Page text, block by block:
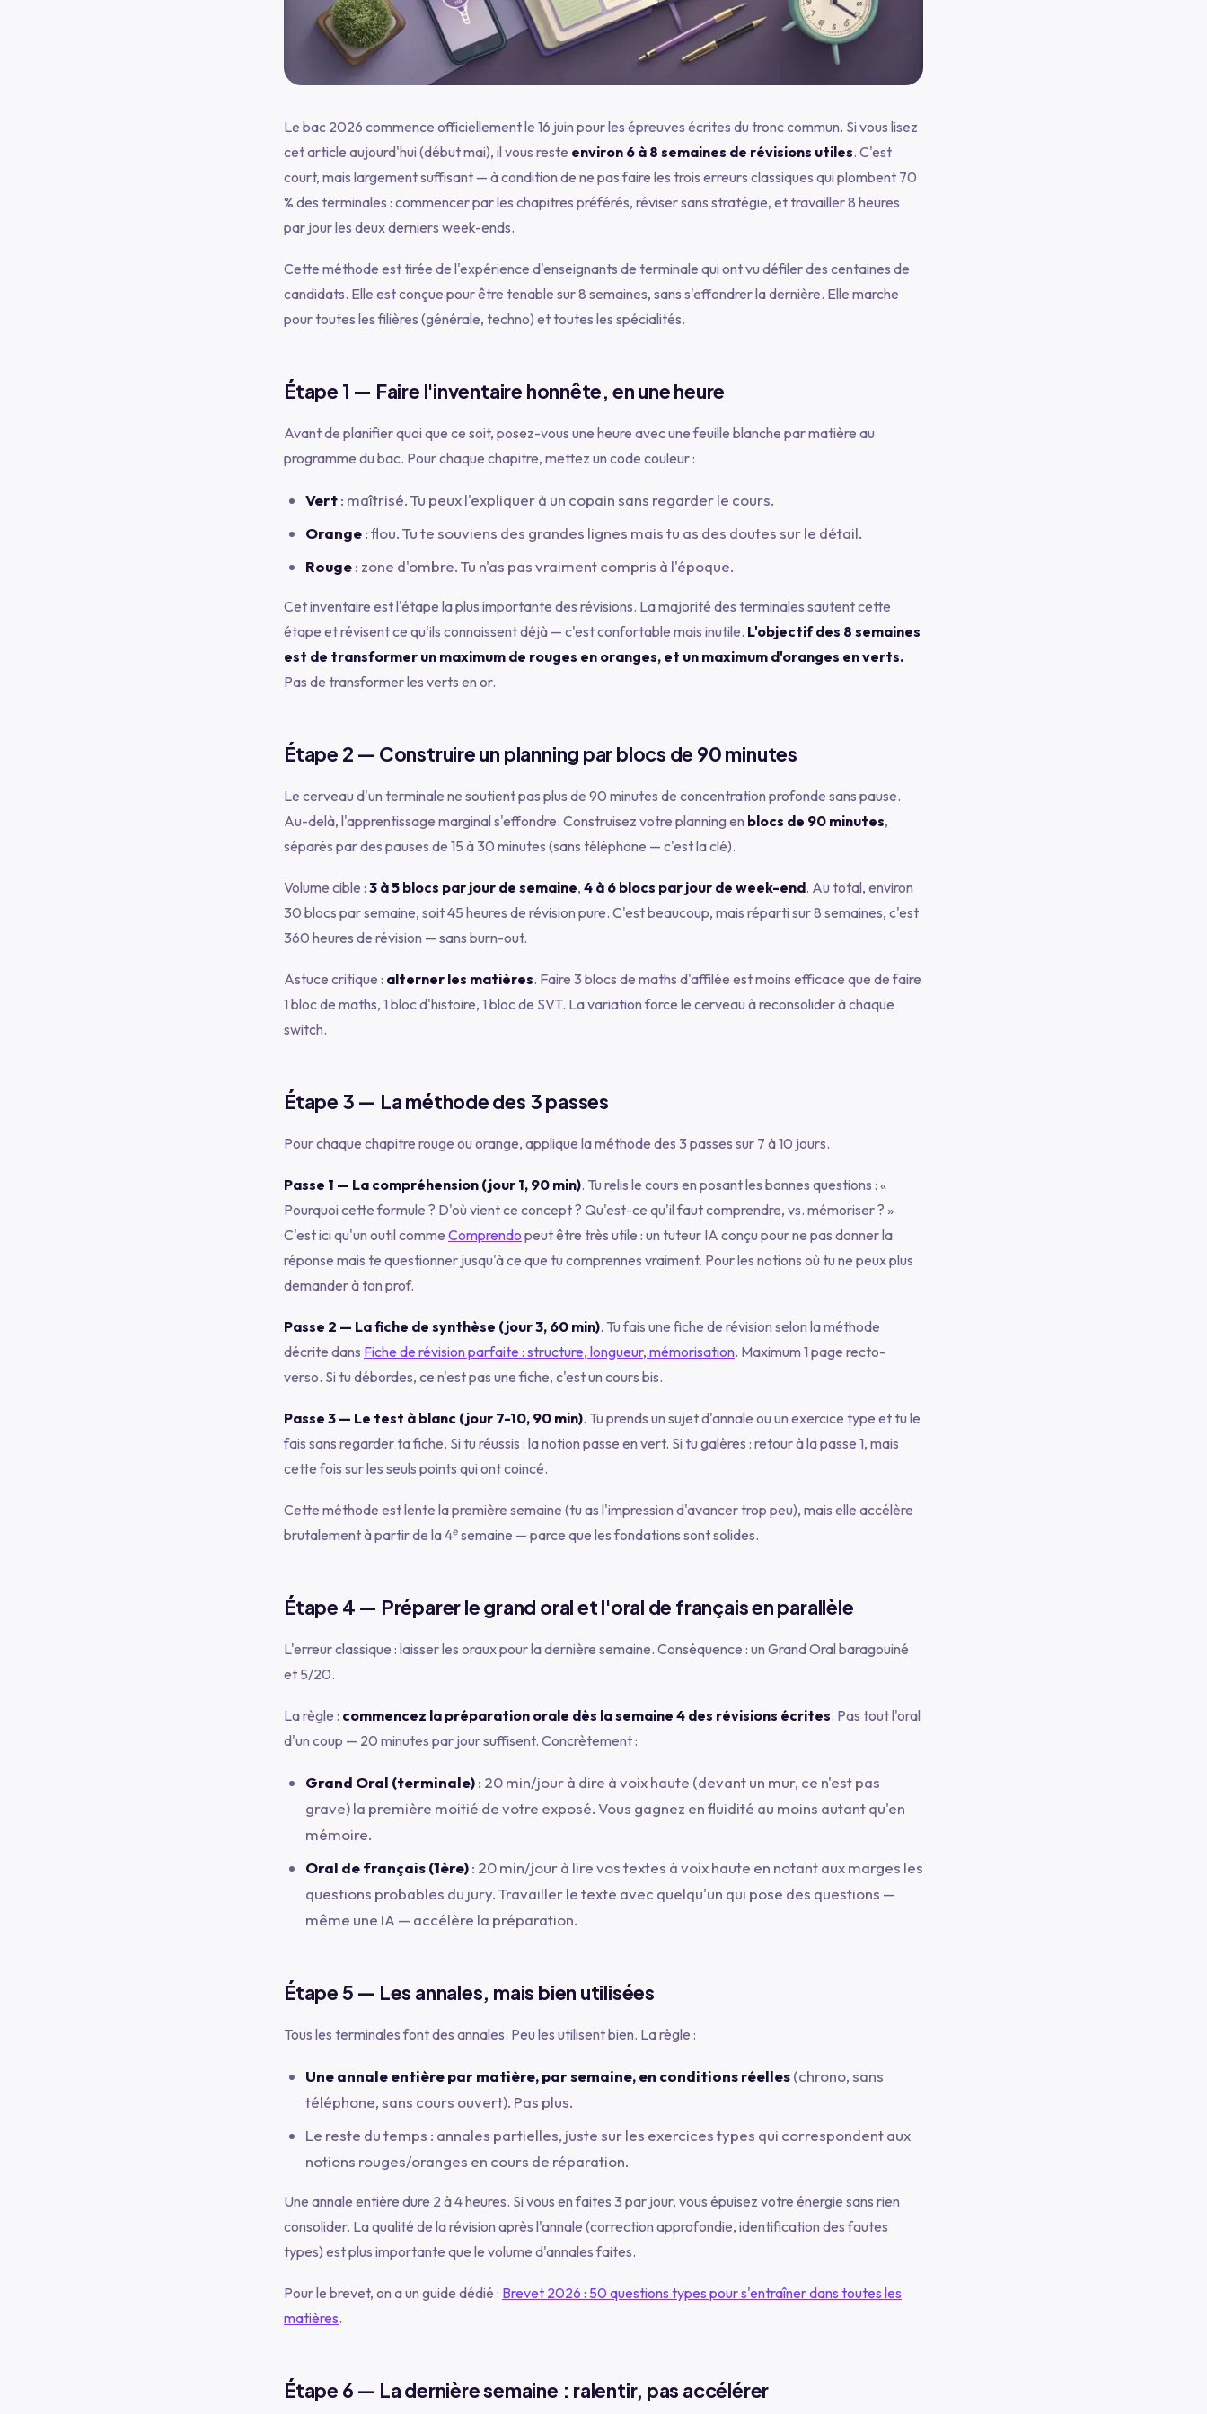
Le bac 2026 commence officiellement le 16 juin pour les épreuves écrites du tronc commun. Si vous lisez
cet article aujourd'hui (début mai), il vous reste environ 6 à 8 semaines de révisions utiles. C'est
court, mais largement suffisant — à condition de ne pas faire les trois erreurs classiques qui plombent 70
% des terminales : commencer par les chapitres préférés, réviser sans stratégie, et travailler 8 heures
par jour les deux derniers week-ends.
Cette méthode est tirée de l'expérience d'enseignants de terminale qui ont vu défiler des centaines de
candidats. Elle est conçue pour être tenable sur 8 semaines, sans s'effondrer la dernière. Elle marche
pour toutes les filières (générale, techno) et toutes les spécialités.
Étape 1 — Faire l'inventaire honnête, en une heure
Avant de planifier quoi que ce soit, posez-vous une heure avec une feuille blanche par matière au
programme du bac. Pour chaque chapitre, mettez un code couleur :
Vert: maîtrisé. Tu peux l'expliquer à un copain sans regarder le cours.
Orange: flou. Tu te souviens des grandes lignes mais tu as des doutes sur le détail.
Rouge: zone d'ombre. Tu n'as pas vraiment compris à l'époque.
Cet inventaire est l'étape la plus importante des révisions. La majorité des terminales sautent cette
étape et révisent ce qu'ils connaissent déjà — c'est confortable mais inutile. L'objectif des 8 semaines
est de transformer un maximum de rouges en oranges, et un maximum d'oranges en verts.
Pas de transformer les verts en or.
Étape 2 — Construire un planning par blocs de 90 minutes
Le cerveau d'un terminale ne soutient pas plus de 90 minutes de concentration profonde sans pause.
Au-delà, l'apprentissage marginal s'effondre. Construisez votre planning en blocs de 90 minutes,
séparés par des pauses de 15 à 30 minutes (sans téléphone — c'est la clé).
Volume cible : 3 à 5 blocs par jour de semaine, 4 à 6 blocs par jour de week-end. Au total, environ
30 blocs par semaine, soit 45 heures de révision pure. C'est beaucoup, mais réparti sur 8 semaines, c'est
360 heures de révision — sans burn-out.
Astuce critique : alterner les matières. Faire 3 blocs de maths d'affilée est moins efficace que de faire
1 bloc de maths, 1 bloc d'histoire, 1 bloc de SVT. La variation force le cerveau à reconsolider à chaque
switch.
Étape 3 — La méthode des 3 passes
Pour chaque chapitre rouge ou orange, applique la méthode des 3 passes sur 7 à 10 jours.
Passe 1 — La compréhension (jour 1, 90 min). Tu relis le cours en posant les bonnes questions : «
Pourquoi cette formule ? D'où vient ce concept ? Qu'est-ce qu'il faut comprendre, vs. mémoriser ? »
C'est ici qu'un outil comme Comprendo peut être très utile : un tuteur IA conçu pour ne pas donner la
réponse mais te questionner jusqu'à ce que tu comprennes vraiment. Pour les notions où tu ne peux plus
demander à ton prof.
Passe 2 — La fiche de synthèse (jour 3, 60 min). Tu fais une fiche de révision selon la méthode
décrite dans Fiche de révision parfaite : structure, longueur, mémorisation. Maximum 1 page recto-
verso. Si tu débordes, ce n'est pas une fiche, c'est un cours bis.
Passe 3 — Le test à blanc (jour 7-10, 90 min). Tu prends un sujet d'annale ou un exercice type et tu le
fais sans regarder ta fiche. Si tu réussis : la notion passe en vert. Si tu galères : retour à la passe 1, mais
cette fois sur les seuls points qui ont coincé.
Cette méthode est lente la première semaine (tu as l'impression d'avancer trop peu), mais elle accélère
brutalement à partir de la 4ᵉ semaine — parce que les fondations sont solides.
Étape 4 — Préparer le grand oral et l'oral de français en parallèle
L'erreur classique : laisser les oraux pour la dernière semaine. Conséquence : un Grand Oral baragouiné
et 5/20.
La règle : commencez la préparation orale dès la semaine 4 des révisions écrites. Pas tout l'oral
d'un coup — 20 minutes par jour suffisent. Concrètement :
Grand Oral (terminale): 20 min/jour à dire à voix haute (devant un mur, ce n'est pas
grave) la première moitié de votre exposé. Vous gagnez en fluidité au moins autant qu'en
mémoire.
Oral de français (1ère): 20 min/jour à lire vos textes à voix haute en notant aux marges les
questions probables du jury. Travailler le texte avec quelqu'un qui pose des questions —
même une IA — accélère la préparation.
Étape 5 — Les annales, mais bien utilisées
Tous les terminales font des annales. Peu les utilisent bien. La règle :
Une annale entière par matière, par semaine, en conditions réelles(chrono, sans
téléphone, sans cours ouvert). Pas plus.
Le reste du temps : annales partielles, juste sur les exercices types qui correspondent aux
notions rouges/oranges en cours de réparation.
Une annale entière dure 2 à 4 heures. Si vous en faites 3 par jour, vous épuisez votre énergie sans rien
consolider. La qualité de la révision après l'annale (correction approfondie, identification des fautes
types) est plus importante que le volume d'annales faites.
Pour le brevet, on a un guide dédié : Brevet 2026 : 50 questions types pour s'entraîner dans toutes les
matières.
Étape 6 — La dernière semaine : ralentir, pas accélérer